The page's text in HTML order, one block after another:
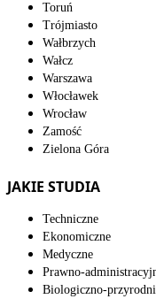
Toruń
Trójmiasto
Wałbrzych
Wałcz
Warszawa
Włocławek
Wrocław
Zamość
Zielona Góra
JAKIE STUDIA
Techniczne
Ekonomiczne
Medyczne
Prawno-
Biologiczno-